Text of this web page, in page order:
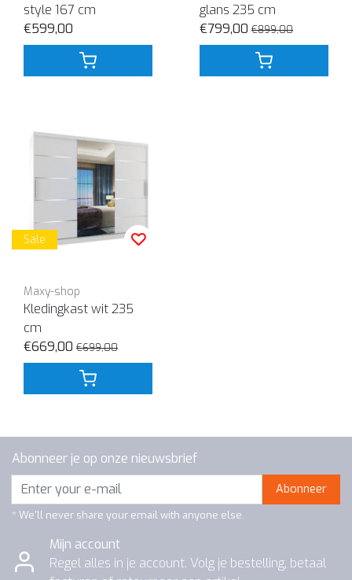
style 167 cm
€599,00
glans 235 cm
€799,00 €899,00
Sale
Maxy-shop
Kledingkast wit 235
cm
€669,00 €699,00
Abonneer je op onze nieuwsbrief
Abonneer
* We'll never share your email with anyone else.
Mijn account
Regel alles in je account. Volg je bestelling, betaal